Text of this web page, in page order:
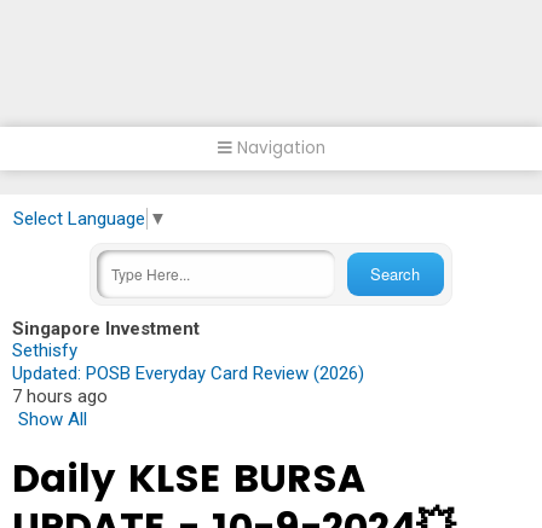
Navigation
Select Language ▼
Singapore Investment
Sethisfy
Updated: POSB Everyday Card Review (2026)
7 hours ago
Show All
Daily KLSE BURSA